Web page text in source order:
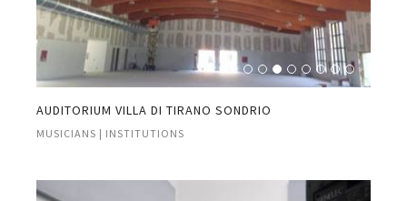
AUDITORIUM VILLA DI TIRANO SONDRIO
MUSICIANS | INSTITUTIONS